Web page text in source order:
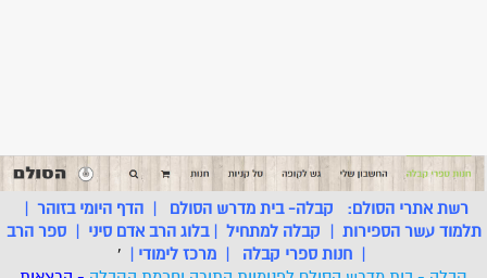
רשת אתרי הסולם: קבלה- בית מדרש הסולם |הדף היומי בזוהר |
תלמוד עשר הספירות | קבלה למתחיל |בלוג הרב אדם סיני |ספר הרב
| חנות ספרי קבלה | מרכז לימודי |
'